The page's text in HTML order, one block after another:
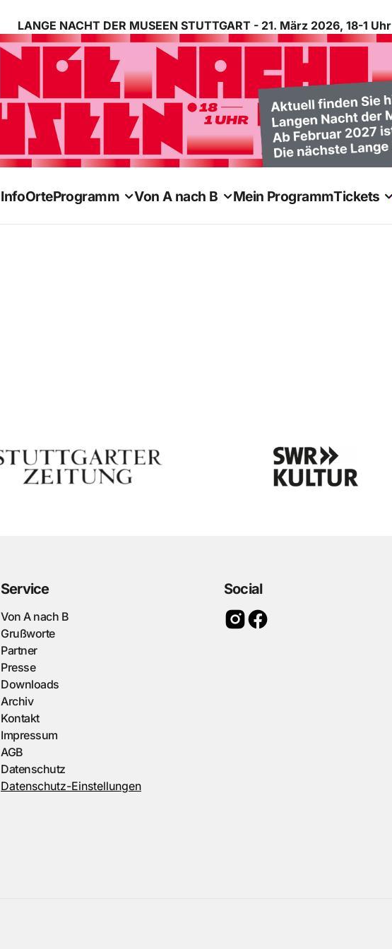
LANGE NACHT DER MUSEEN STUTTGART - 21. März 2026, 18-1 Uhr
InfoOrteProgramm Von A nach B Mein ProgrammTickets
Service
Von A nach B
Grußworte
Partner
Presse
Downloads
Archiv
Kontakt
Impressum
AGB
Datenschutz
Datenschutz-Einstellungen
Social